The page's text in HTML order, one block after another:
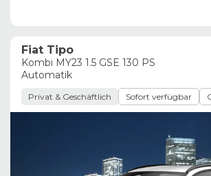
Fiat Tipo
Kombi MY23 1.5 GSE 130 PS
Automatik
Privat & Geschäftlich Sofort verfügbar